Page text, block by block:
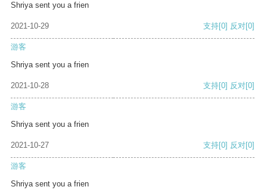
Shriya sent you a frien
2021-10-29 支持[0] 反对[0]
游客
Shriya sent you a frien
2021-10-28 支持[0] 反对[0]
游客
Shriya sent you a frien
2021-10-27 支持[0] 反对[0]
游客
Shriya sent you a frien